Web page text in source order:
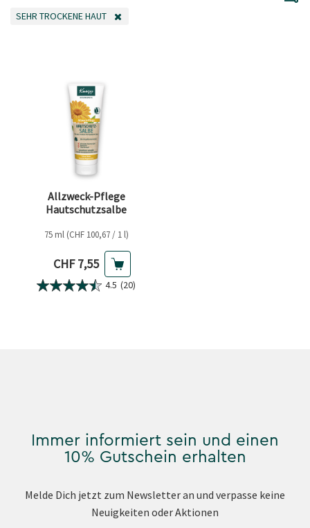
SEHR TROCKENE HAUT
Allzweck-Pflege
Hautschutzsalbe
75 ml (CHF 100,67 / 1 l)
Aktueller Preis
CHF 7,55
4.5 (20)
Immer informiert sein und einen
10% Gutschein erhalten
Melde Dich jetzt zum Newsletter an und verpasse keine
Neuigkeiten oder Aktionen